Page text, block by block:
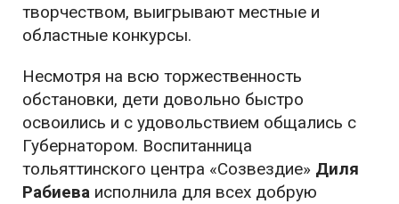
творчеством, выигрывают местные и
областные конкурсы.
Несмотря на всю торжественность
обстановки, дети довольно быстро
освоились и с удовольствием общались с
Губернатором. Воспитанница
тольяттинского центра «Созвездие» Диля
Рабиева исполнила для всех добрую